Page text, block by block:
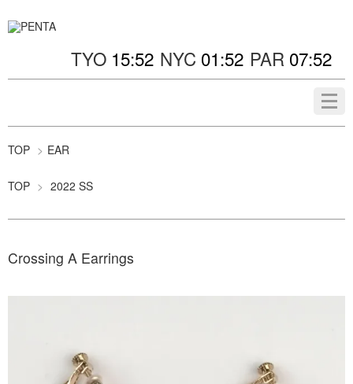
TYO NYC PAR
TOP > EAR
TOP > 2022 SS
Crossing A Earrings